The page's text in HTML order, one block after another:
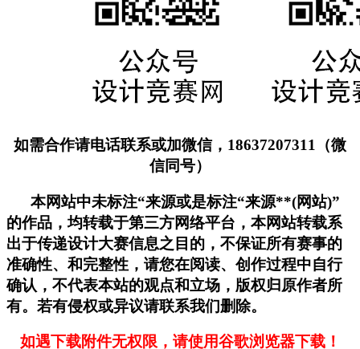
如需合作请电话联系或加微信，18637207311（微
信同号）
本网站中未标注“来源或是标注“来源**(网站)”
的作品，均转载于第三方网络平台，本网站转载系
出于传递设计大赛信息之目的，不保证所有赛事的
准确性、和完整性，请您在阅读、创作过程中自行
确认，不代表本站的观点和立场，版权归原作者所
有。若有侵权或异议请联系我们删除。
如遇下载附件无权限，请使用谷歌浏览器下载！